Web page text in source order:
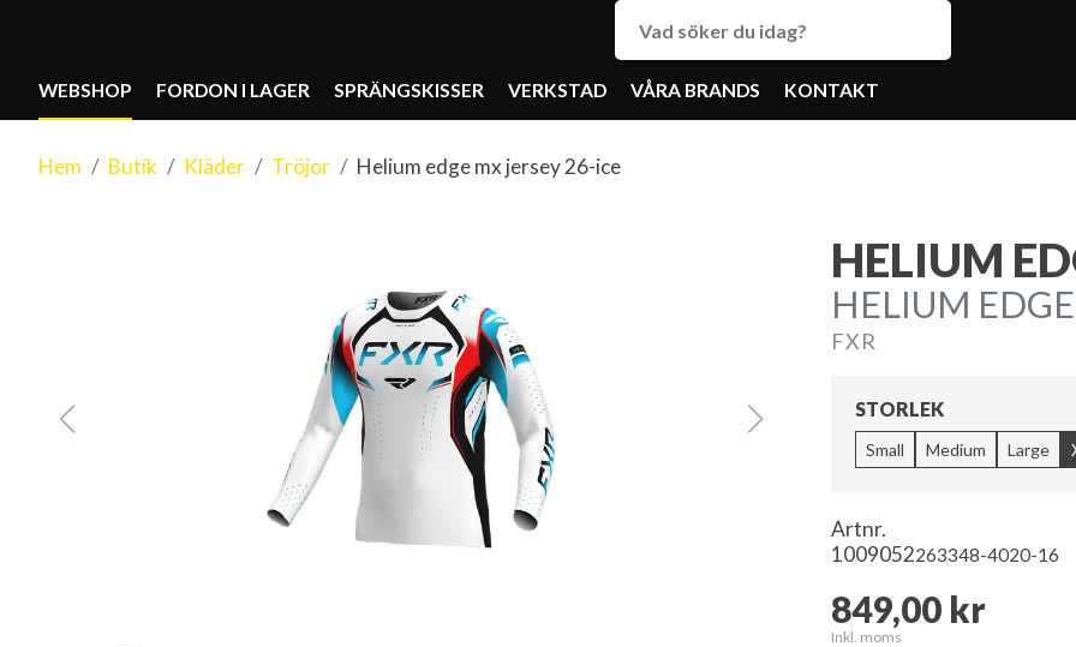
WEBSHOP FORDON I LAGER SPRÄNGSKISSER VERKSTAD VÅRA BRANDS KONTAKT
Hem Butik Kläder Tröjor Helium edge mx jersey 26-ice
HELIUM
HELIUM
FXR
STORLEK
Small Medium Large
Artnr.
1009052263348-4020-16
849,00 kr
Inkl. moms